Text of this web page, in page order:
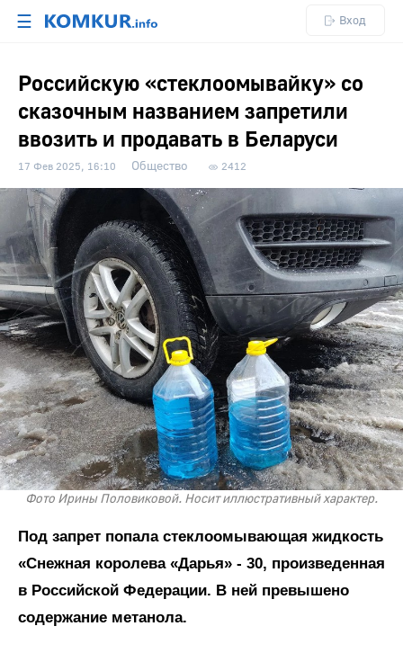
☰ Вход
Российскую «стеклоомывайку» со
сказочным названием запретили
ввозить и продавать в Беларуси
17 Фев 2025, 16:10 Общество 2412
Фото Ирины Половиковой. Носит иллюстративный характер.
Под запрет попала стеклоомывающая жидкость
«Снежная королева «Дарья» - 30, произведенная
в Российской Федерации. В ней превышено
содержание метанола.